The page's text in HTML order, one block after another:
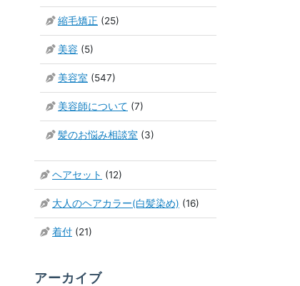
縮毛矯正 (25)
美容 (5)
美容室 (547)
美容師について (7)
髪のお悩み相談室 (3)
ヘアセット (12)
大人のヘアカラー(白髪染め) (16)
着付 (21)
アーカイブ